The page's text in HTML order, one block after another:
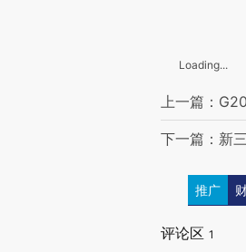
Loading...
上一篇：
下一篇：新
推广
评论区 1